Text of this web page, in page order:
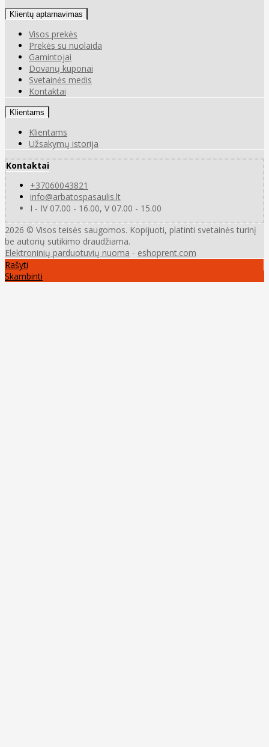
Klientų aptarnavimas
Visos prekės
Prekės su nuolaida
Gamintojai
Dovanų kuponai
Svetainės medis
Kontaktai
Klientams
Klientams
Užsakymų istorija
Kontaktai
+37060043821
info@arbatospasaulis.lt
I - IV 07.00 - 16.00, V 07.00 - 15.00
2026 © Visos teisės saugomos. Kopijuoti, platinti svetainės turinį
be autorių sutikimo draudžiama.
Elektroninių parduotuvių nuoma - eshoprent.com
Rašyti
Skambinti